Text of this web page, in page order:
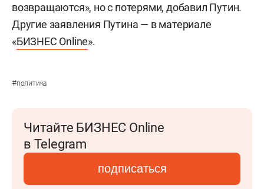
возвращаются», но с потерями, добавил Путин.
Другие заявления Путина — в материале
«БИЗНЕС Online».
#политика
Читайте БИЗНЕС Online
в Telegram
подписаться